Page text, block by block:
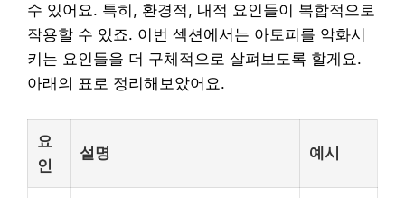
수 있어요. 특히, 환경적, 내적 요인들이 복합적으로
작용할 수 있죠. 이번 섹션에서는 아토피를 악화시
키는 요인들을 더 구체적으로 살펴보도록 할게요.
아래의 표로 정리해보았어요.
요
인
설명 예시